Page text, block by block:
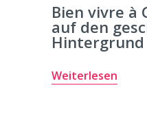
Bien vivre à
auf den
Hintergrund
Weiterlesen